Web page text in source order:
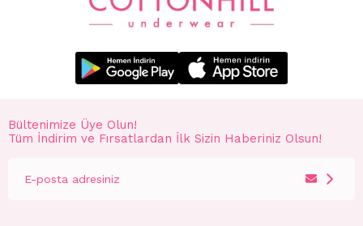
Bültenimize Üye Olun!
Tüm İndirim ve Fırsatlardan İlk Sizin Haberiniz Olsun!